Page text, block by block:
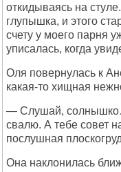
откидываясь на
глупышка, и этого
счету у моего парня
уписалась, когда
Оля повернулась к
какая-то хищная
— Слушай,
свалю. А тебе совет
послушная
Она наклонилась